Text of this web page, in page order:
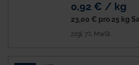
0,92 € / kg
23,00 € pro 25 kg
zzgl. 7% MwSt.